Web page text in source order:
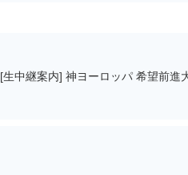
[生中継案内] 神ヨーロッパ 希望前